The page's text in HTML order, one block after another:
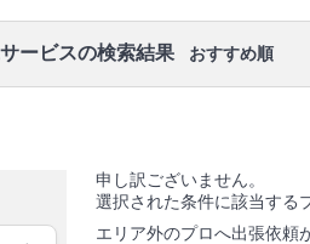
※
ービスの検索結果 おすすめ順
申し訳ございません。
選択された条件に該当する
エリア外のプロへ出張依頼